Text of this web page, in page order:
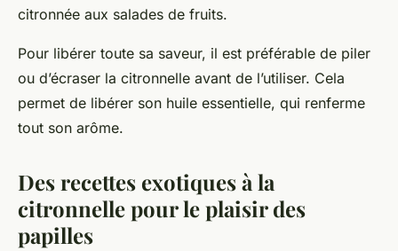
citronnée aux salades de fruits.
Pour libérer toute sa saveur, il est préférable de piler
ou d’écraser la citronnelle avant de l’utiliser. Cela
permet de libérer son huile essentielle, qui renferme
tout son arôme.
Des recettes exotiques à la
citronnelle pour le plaisir des
papilles